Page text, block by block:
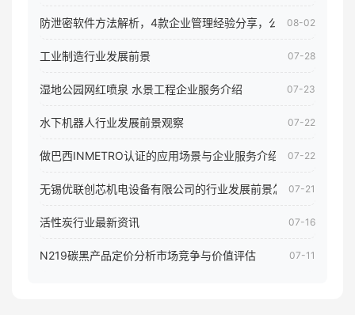
防泄密软件方法解析，4款企业管理经验分享，公司员工电脑核
08-02
工业制造行业发展前景 07-28
湿地公园网红喷泉 水景工程企业服务介绍 07-23
水下机器人行业发展前景观察 07-22
做巴西INMETRO认证的应用场景与企业服务介绍 07-22
无锡优联创芯机电设备有限公司的行业发展前景怎样07-21
活性炭行业最新资讯 07-16
N219碳黑产品定价分析市场竞争与价值评估 07-11